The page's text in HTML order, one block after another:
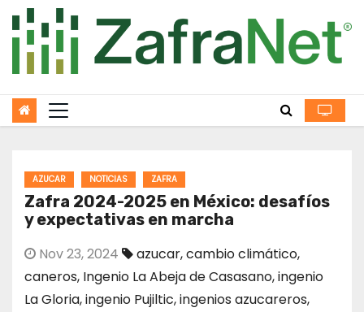
to
content
AZUCAR NOTICIAS ZAFRA
Zafra 2024-2025 en México: desafíos
y expectativas en marcha
Nov 23, 2024 azucar,cambio climático,
caneros, Ingenio La Abeja de Casasano,ingenio
La Gloria,ingenio Pujiltic,ingenios azucareros,